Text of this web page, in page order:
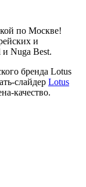
по Москве!
и
Nuga Best.
бренда Lotus
слайдер Lotus
качество.